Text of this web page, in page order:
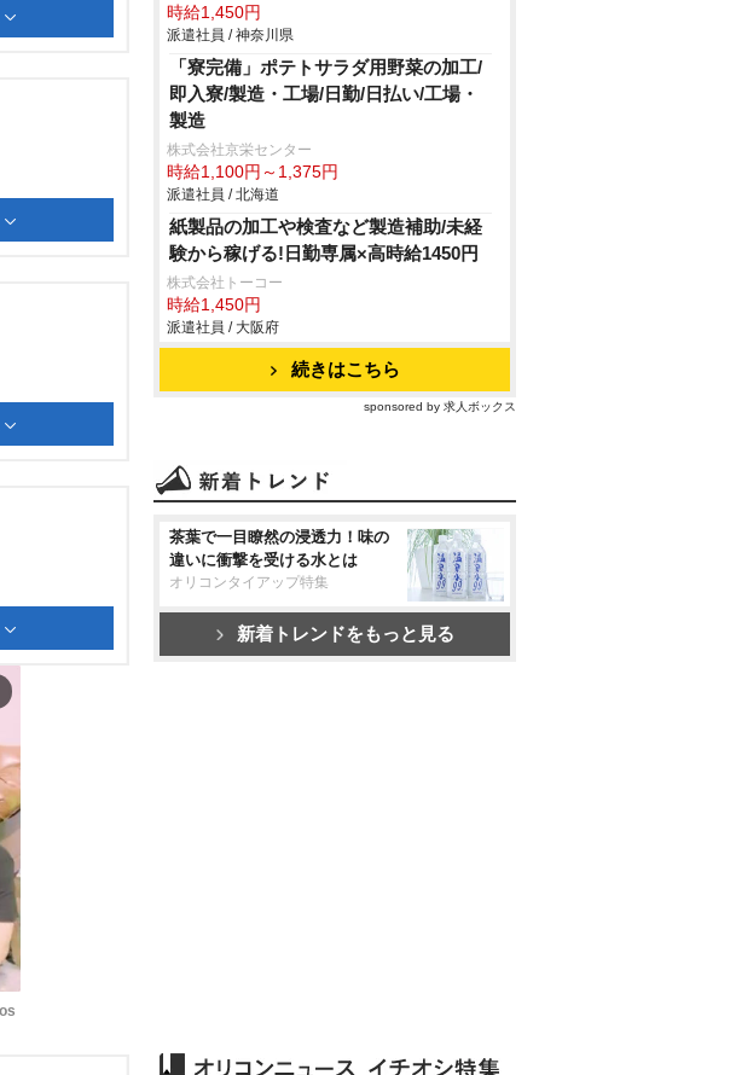
時給1,450円
派遣社員 / 神奈川県
「寮完備」ポテトサラダ用野菜の加工/
即入寮/製造・工場/日勤/日払い/工場・
製造
株式会社京栄センター
時給1,100円～1,375円
派遣社員 / 北海道
紙製品の加工や検査など製造補助/未経
験から稼げる!日勤専属×高時給1450円
株式会社トーコー
時給1,450円
派遣社員 / 大阪府
続きはこちら
sponsored by 求人ボックス
茶葉で一目瞭然の浸透力！味の
違いに衝撃を受ける水とは
オリコンタイアップ特集
新着トレンドをもっと見る